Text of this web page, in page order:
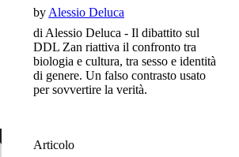
by Alessio Deluca
di Alessio Deluca - Il dibattito sul
DDL Zan riattiva il confronto tra
biologia e cultura, tra sesso e identità
di genere. Un falso contrasto usato
per sovvertire la verità.
Articolo